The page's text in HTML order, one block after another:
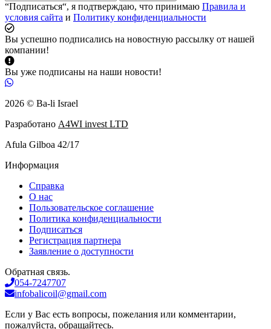
“Подписаться“, я подтверждаю, что принимаю Правила и
условия сайта и Политику конфиденциальности
Вы успешно подписались на новостную рассылку от нашей
компании!
Вы уже подписаны на наши новости!
2026 © Ba-li Israel
Разработано A4WI invest LTD
Afula Gilboa 42/17
Информация
Справка
О нас
Пользовательское соглашение
Политика конфиденциальности
Подписаться
Регистрация партнера
Заявление о доступности
Обратная связь.
054-7247707
infobalicoil@gmail.com
Если у Вас есть вопросы, пожелания или комментарии,
пожалуйста, обращайтесь.